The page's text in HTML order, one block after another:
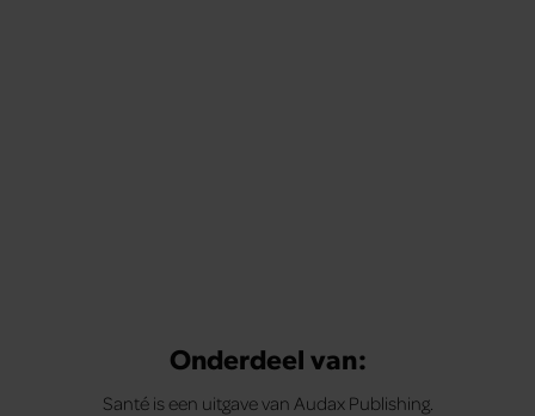
Onderdeel van:
Santé is een uitgave van Audax Publishing.